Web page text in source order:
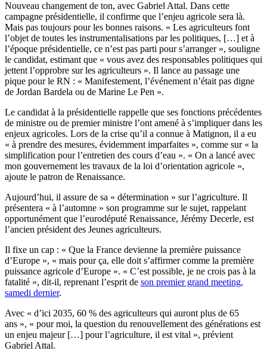
Nouveau changement de ton, avec Gabriel Attal. Dans cette
campagne présidentielle, il confirme que l’enjeu agricole sera là.
Mais pas toujours pour les bonnes raisons. « Les agriculteurs font
l’objet de toutes les instrumentalisations par les politiques, […] et à
l’époque présidentielle, ce n’est pas parti pour s’arranger », souligne
le candidat, estimant que « vous avez des responsables politiques qui
jettent l’opprobre sur les agriculteurs ». Il lance au passage une
pique pour le RN : « Manifestement, l’événement n’était pas digne
de Jordan Bardela ou de Marine Le Pen ».
Le candidat à la présidentielle rappelle que ses fonctions précédentes
de ministre ou de premier ministre l’ont amené à s’impliquer dans les
enjeux agricoles. Lors de la crise qu’il a connue à Matignon, il a eu
« à prendre des mesures, évidemment imparfaites », comme sur « la
simplification pour l’entretien des cours d’eau ». « On a lancé avec
mon gouvernement les travaux de la loi d’orientation agricole »,
ajoute le patron de Renaissance.
Aujourd’hui, il assure de sa « détermination » sur l’agriculture. Il
présentera « à l’automne » son programme sur le sujet, rappelant
opportunément que l’eurodéputé Renaissance, Jérémy Decerle, est
l’ancien président des Jeunes agriculteurs.
Il fixe un cap : « Que la France devienne la première puissance
d’Europe », « mais pour ça, elle doit s’affirmer comme la première
puissance agricole d’Europe ». « C’est possible, je ne crois pas à la
fatalité », dit-il, reprenant l’esprit de son premier grand meeting,
samedi dernier.
Avec « d’ici 2035, 60 % des agriculteurs qui auront plus de 65
ans », « pour moi, la question du renouvellement des générations est
un enjeu majeur […] pour l’agriculture, il est vital », prévient
Gabriel Attal.